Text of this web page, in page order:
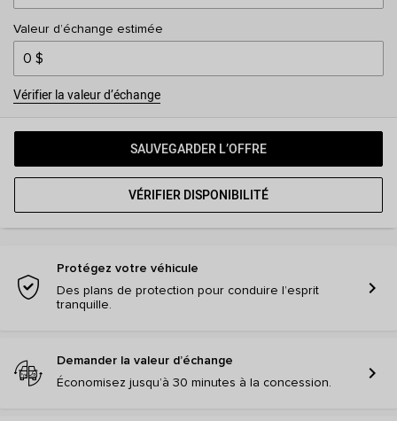
Valeur d’échange estimée
Vérifier la valeur d’échange
SAUVEGARDER L’OFFRE
VÉRIFIER DISPONIBILITÉ
Protégez votre véhicule
Des plans de protection pour conduire l’esprit
tranquille.
chevron_right
Demander la valeur d’échange
Économisez jusqu’à 30 minutes à la concession.
chevron_right